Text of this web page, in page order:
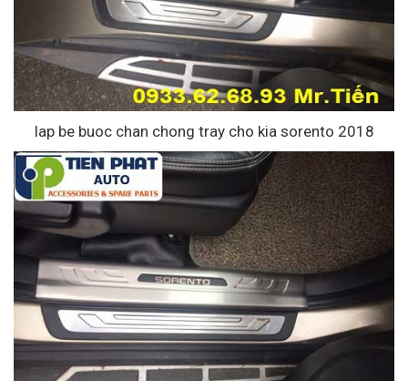
lap be buoc chan chong tray cho kia sorento 2018